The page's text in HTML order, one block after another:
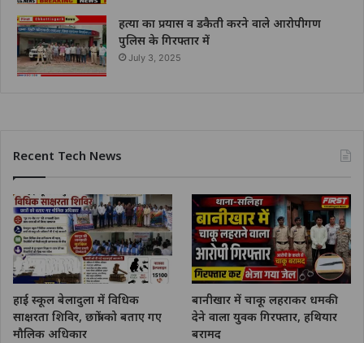
हत्या का प्रयास व डकैती करने वाले आरोपीगण
पुलिस के गिरफ्तार में
July 3, 2025
Recent Tech News
हाई स्कूल बेलादुला में विधिक
साक्षरता शिविर, छात्रों को बताए गए
मौलिक अधिकार
बानीखार में चाकू लहराकर धमकी
देने वाला युवक गिरफ्तार, हथियार
बरामद